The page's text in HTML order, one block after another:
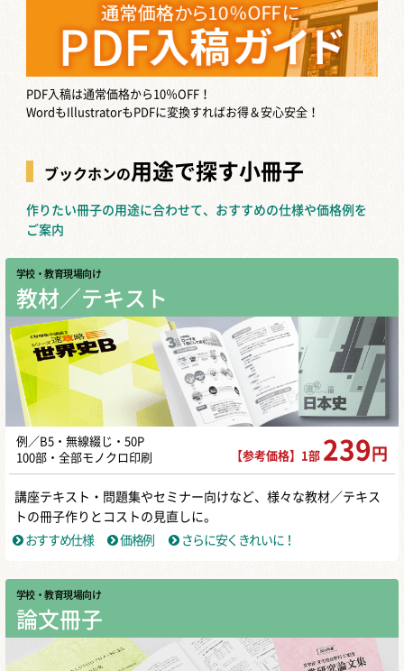
PDF入稿は通常価格から10％OFF！
WordもIllustratorもPDFに変換すればお得＆安心安全！
ブックホンの用途で探す小冊子
作りたい冊子の用途に合わせて、おすすめの仕様や価格例を
ご案内
学校・教育現場向け
教材／テキスト
例／B5・無線綴じ・50P
100部・全部モノクロ印刷
【参考価格】1部 239 円
講座テキスト・問題集やセミナー向けなど、様々な教材／テキス
トの冊子作りとコストの見直しに。
おすすめ仕様
価格例 さらに安くきれいに！
学校・教育現場向け
論文冊子